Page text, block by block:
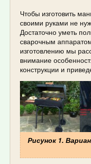
Чтобы изготовить
своими руками не
Достаточно уметь
сварочным
изготовлению мы
внимание
конструкции и
Рисунок 1.